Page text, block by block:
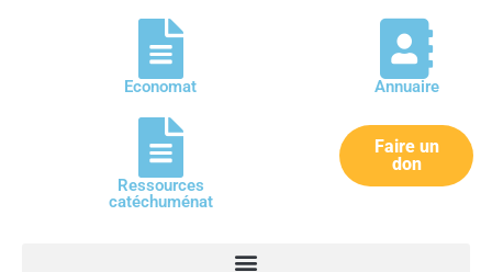
Economat Annuaire
Ressources
catéchuménat
Faire un
don